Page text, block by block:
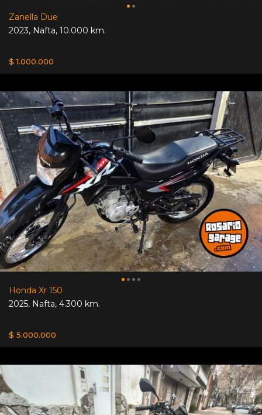
Zanella Due
2023, Nafta, 10.000 km.
$ 1.000.000
Honda Xr 150
2025, Nafta, 4.300 km.
$ 5.000.000